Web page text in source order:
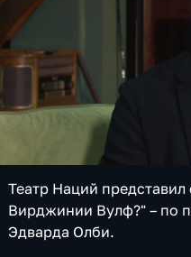
Театр Наций представил
Вирджинии Вулф?" – по
Эдварда Олби.